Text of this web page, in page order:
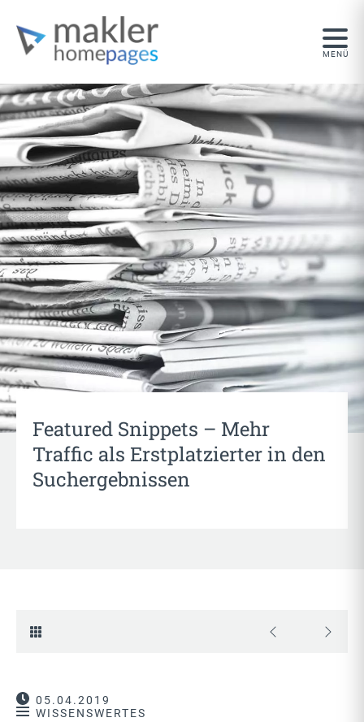
Featured Snippets – Mehr
Traffic als Erstplatzierter in den
Suchergebnissen
05.04.2019
WISSENSWERTES